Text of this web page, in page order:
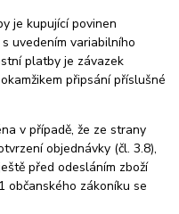
je kupující povinen
uvedením variabilního
platby je závazek
připsání příslušné
v případě, že ze strany
objednávky (čl. 3.8),
před odesláním zboží
občanského zákoníku se